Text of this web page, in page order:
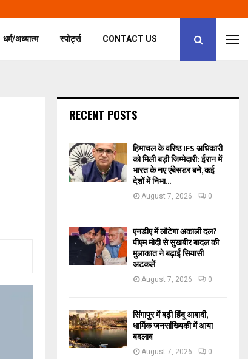
धर्म/अध्यात्म स्पोर्ट्स CONTACT US
RECENT POSTS
हिमाचल के वरिष्ठ IFS अधिकारी
को मिली बड़ी जिम्मेदारी: ईरान में
भारत के नए एंबेसडर बने, कई
देशों में निभा...
August 7, 2026 0
एनडीए में लौटेगा अकाली दल?
पीएम मोदी से सुखबीर बादल की
मुलाकात ने बढ़ाईं सियासी
अटकलें
August 7, 2026 0
सिंगापुर में बढ़ी हिंदू आबादी,
धार्मिक जनसांख्यिकी में आया
बदलाव
August 7, 2026 0